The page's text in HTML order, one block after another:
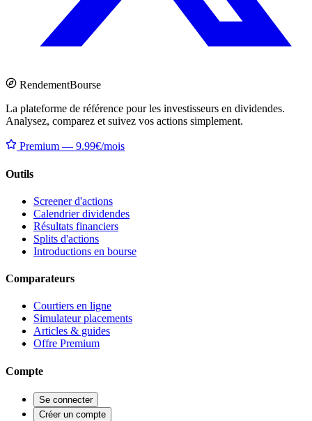
RendementBourse
La plateforme de référence pour les investisseurs en dividendes.
Analysez, comparez et suivez vos actions simplement.
Premium — 9.99€/mois
Outils
Screener d'actions
Calendrier dividendes
Résultats financiers
Splits d'actions
Introductions en bourse
Comparateurs
Courtiers en ligne
Simulateur placements
Articles & guides
Offre Premium
Compte
Se connecter
Créer un compte